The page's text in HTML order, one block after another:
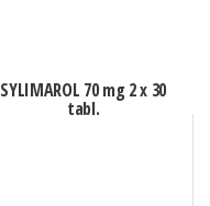
SYLIMAROL 70 mg 2 x 30
tabl.